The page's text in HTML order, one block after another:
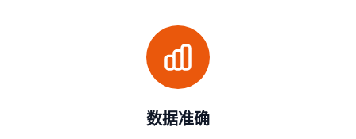
数据准确